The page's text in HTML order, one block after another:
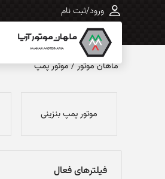
ورود/ثبت نام
ماهان‌ موتور/موتور پمپ
موتور پمپ بنزینی
فیلترهای فعال